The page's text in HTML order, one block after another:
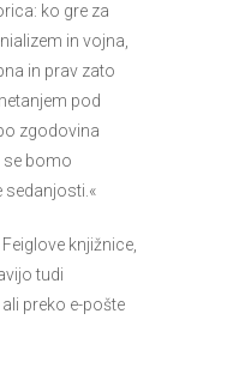
ko gre za
in vojna,
in prav zato
pod
zgodovina
se bomo
sedanjosti.«
knjižnice,
tudi
preko e-pošte